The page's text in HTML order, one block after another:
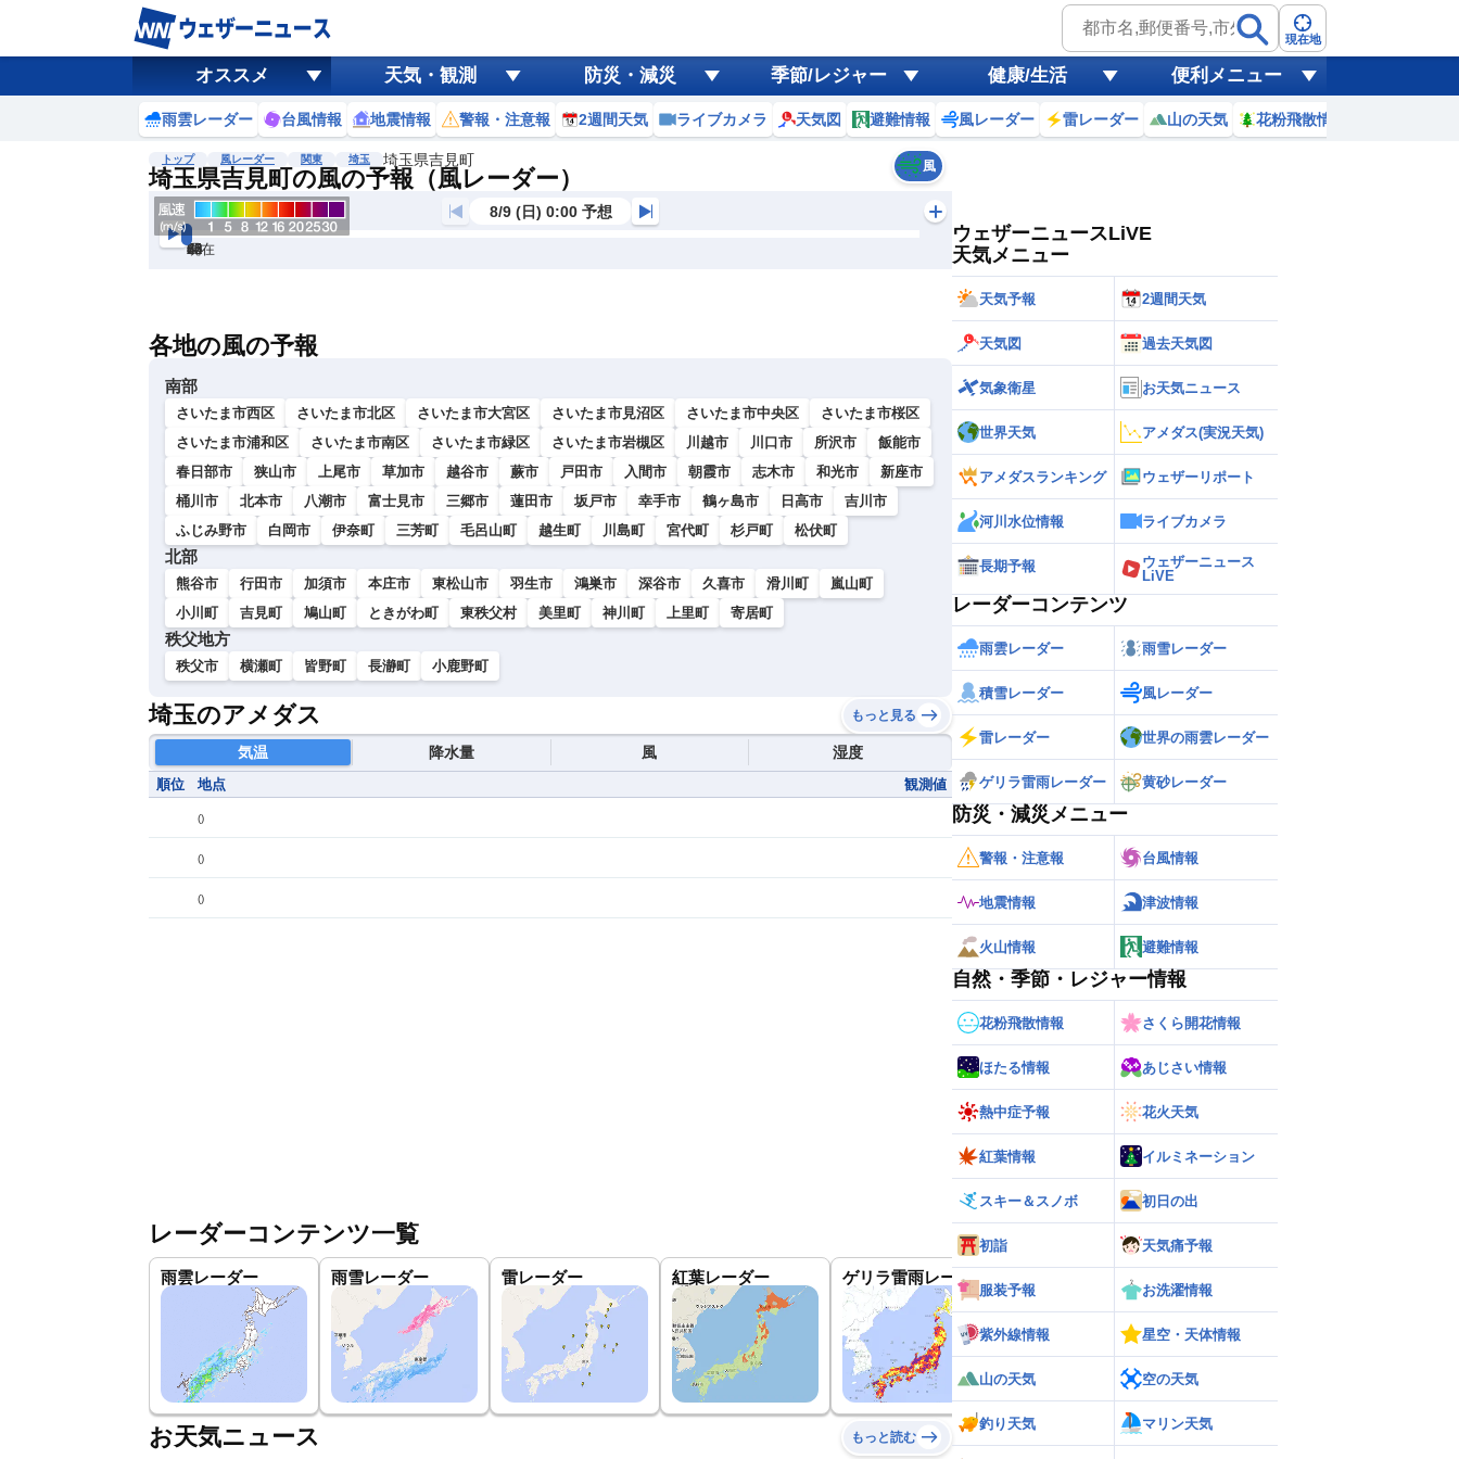
現在地
オススメ 天気・観測 防災・減災 季節/レジャー 健康/生活 便利メニュー
雨雲レーダー 台風情報 地震情報 警報・注意報 2週間天気 ライブカメラ 天気図 避難情報 風レーダー 雷レーダー 山の天気 花粉飛散情報
トップ 風レーダー 関東 埼玉 埼玉県吉見町
埼玉県吉見町の風の予報（風レーダー） 風
風
黄砂
天気 台風
8/9 (日) 0:00 予想
現在
6h
12
24
36
48
60
72
各地の風の予報
南部
さいたま市西区 さいたま市北区 さいたま市大宮区 さいたま市見沼区 さいたま市中央区
さいたま市桜区
さいたま市浦和区
さいたま市南区 さいたま市緑区 さいたま市岩槻区 川越市 川口市 所沢市
飯能市
春日部市
狭山市 上尾市 草加市 越谷市 蕨市 戸田市 入間市 朝霞市 志木市 和光市
新座市
桶川市
北本市 八潮市 富士見市 三郷市 蓮田市 坂戸市 幸手市 鶴ヶ島市 日高市
吉川市
ふじみ野市
白岡市 伊奈町 三芳町 毛呂山町 越生町 川島町 宮代町 杉戸町 松伏町
北部
熊谷市 行田市 加須市 本庄市 東松山市 羽生市 鴻巣市 深谷市 久喜市 滑川町
嵐山町
小川町
吉見町 鳩山町 ときがわ町 東秩父村 美里町 神川町 上里町 寄居町
秩父地方
秩父市 横瀬町 皆野町 長瀞町 小鹿野町
埼玉のアメダス もっと見る
気温 降水量 風 湿度
順位 地点 観測値
()
()
()
レーダーコンテンツ一覧
雨雲レーダー 雨雪レーダー 雷レーダー 紅葉レーダー ゲリラ雷雨レーダー 世界の雨雲レーダー
お天気ニュース もっと読む
ウェザーニュースLiVE
天気メニュー
天気予報 2週間天気
天気図 過去天気図
気象衛星 お天気ニュース
世界天気 アメダス(実況天気)
アメダスランキング ウェザーリポート
河川水位情報 ライブカメラ
長期予報
ウェザーニュース
LiVE
レーダーコンテンツ
雨雲レーダー 雨雪レーダー
積雪レーダー 風レーダー
雷レーダー 世界の雨雲レーダー
ゲリラ雷雨レーダー 黄砂レーダー
防災・減災メニュー
警報・注意報 台風情報
地震情報 津波情報
火山情報 避難情報
自然・季節・レジャー情報
花粉飛散情報 さくら開花情報
ほたる情報 あじさい情報
熱中症予報 花火天気
紅葉情報 イルミネーション
スキー＆スノボ 初日の出
初詣 天気痛予報
服装予報 お洗濯情報
紫外線情報 星空・天体情報
山の天気 空の天気
釣り天気 マリン天気